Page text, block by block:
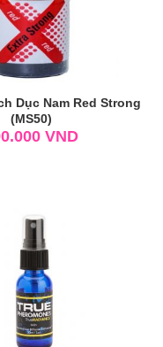
Dục Nam Red Strong
(MS50)
VND